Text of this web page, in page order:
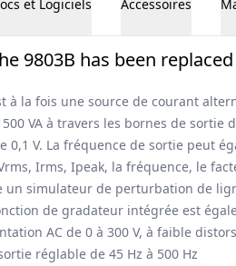
et Logiciels Accessoires
9803B has been
à la fois une source de courant
VA à travers les bornes de
0,1 V. La fréquence de sortie peut
Irms, Ipeak, la fréquence, le
un simulateur de perturbation de
de gradateur intégrée est
AC de 0 à 300 V, à faible
réglable de 45 Hz à 500 Hz